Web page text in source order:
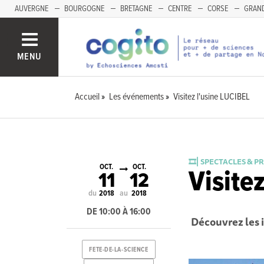
AUVERGNE BOURGOGNE BRETAGNE CENTRE CORSE
MENU
Accueil Les événements Visitez l'usine LUCIBEL
🎞️⎜SPECTACLES &
Découvrez
du
OCT.
11
2018 au
OCT.
12
2018
DE 10:00 À 16:00
FETE-DE-LA-SCIENCE